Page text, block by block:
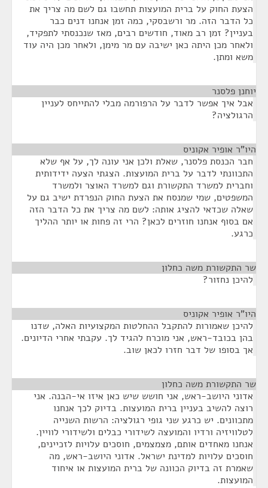
הצעת החוק על ברית המועצות תחשבו גם לשם מה צריך את
כל הדבר הזה. מר ורשבסקי, כמה זמן אנחנו דנים כבר
בעניין? זמן רב מאוד, חודשים רבים, מאז שנכנסתי לתפקיד,
ולאחר מכן היתה כאן ישיבה עם מר מימן, ולאחר מכן היה עוד
משא ומתן.
יוחנן פלסנר
אבל איך אפשר לדבר על הרפורמה מבלי להתייחס לעניין
הרגולציה?
היו"ר אופיר אקוניס
חבר הכנסת פלסנר, שאלת ולכן אני עונה לך, על אף שלא
התכוונתי לדבר על ברית המועצות. הצגתי הצעה ידידותית
וחברית למשרד התקשורת וגם למשרד האוצר ולמשרד
המשפטים, שמי שמנסח את הצעת החוק הנפרדת ישיב גם על
שאלה שכדאי להציג אותה: לשם מה צריך את כל הדבר הזה
אם בסוף אנחנו חוזרים לכאן? הרי זה פחות או יותר ההליך
כרגע.
שר התקשורת משה כחלון
להיכן נחזור?
היו"ר אופיר אקוניס
להיכן שאמורות להתקבל ההחלטות המקצועיות האלה, שדנו
בהן בכובד-ראש, אני מוכרח להגיד לך. עקבתי אחרי הדיונים.
אך בסופו של דבר חזרו לכאן שוב.
שר התקשורת משה כחלון
אדוני היושב-ראש, אני חושש שיש כאן איזו אי-הבנה. אני
רוצה להשיב בעניין ברית המועצות. בדיוק לכך אנחנו
מתכוונים. יש כרגע שני גופי רגולציה: הרשות השנייה
לטלוויזיה ורדיו והמועצה לשידורי כבלים ולשידורי לוויין.
אנחנו מאחדים אותם, מצמצמים, חוסכים עלויות לזכיינים,
חוסכים עלויות למדינת ישראל. אדוני היושב-ראש, מה
שאמרת זה בדיוק הכוונה של ברית המועצות או איחוד
המועצות.